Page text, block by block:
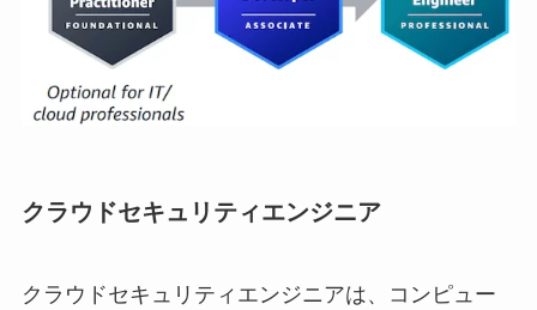
クラウドセキュリティエンジニア
クラウドセキュリティエンジニアは、コンピュー